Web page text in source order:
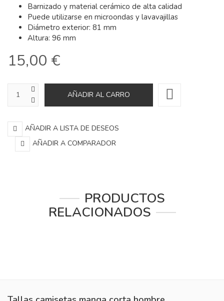
Barnizado y material cerámico de alta calidad
Puede utilizarse en microondas y lavavajillas
Diámetro exterior: 81 mm
Altura: 96 mm
15,00 €
AÑADIR A LISTA DE DESEOS
AÑADIR A COMPARADOR
PRODUCTOS
RELACIONADOS